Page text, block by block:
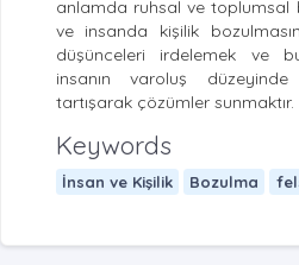
anlamda ruhsal ve toplumsal
ve insanda kişilik
düşünceleri irdelemek ve
insanın varoluş düzeyinde
tartışarak çözümler sunmaktır.
Keywords
İnsan ve Kişilik Bozulma